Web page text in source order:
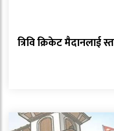
त्रिवि क्रिकेट मैदानलाई